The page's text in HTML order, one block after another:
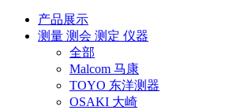
产品展示
测量 测会 测定 仪器
全部
Malcom 马康
TOYO 东洋测器
OSAKI 大崎